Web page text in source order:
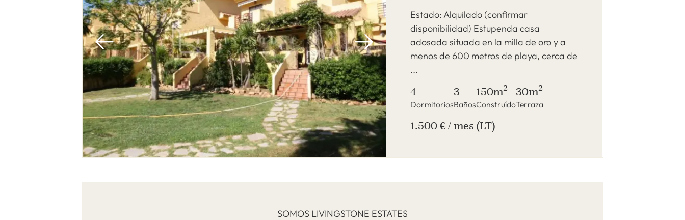
Estado: Alquilado (confirmar
disponibilidad) Estupenda casa
adosada situada en la milla de oro y a
menos de 600 metros de playa, cerca de
...
4
Dormitorios
3
Baños
150m2
Construído
30m2
Terraza
1.500 € / mes (LT)
SOMOS LIVINGSTONE ESTATES